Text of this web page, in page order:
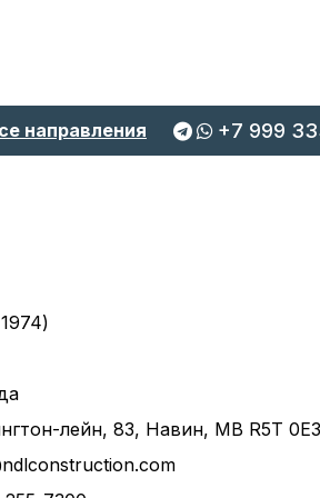
направления +7 999
лейн, 83, Навин, MB R5T 0E3